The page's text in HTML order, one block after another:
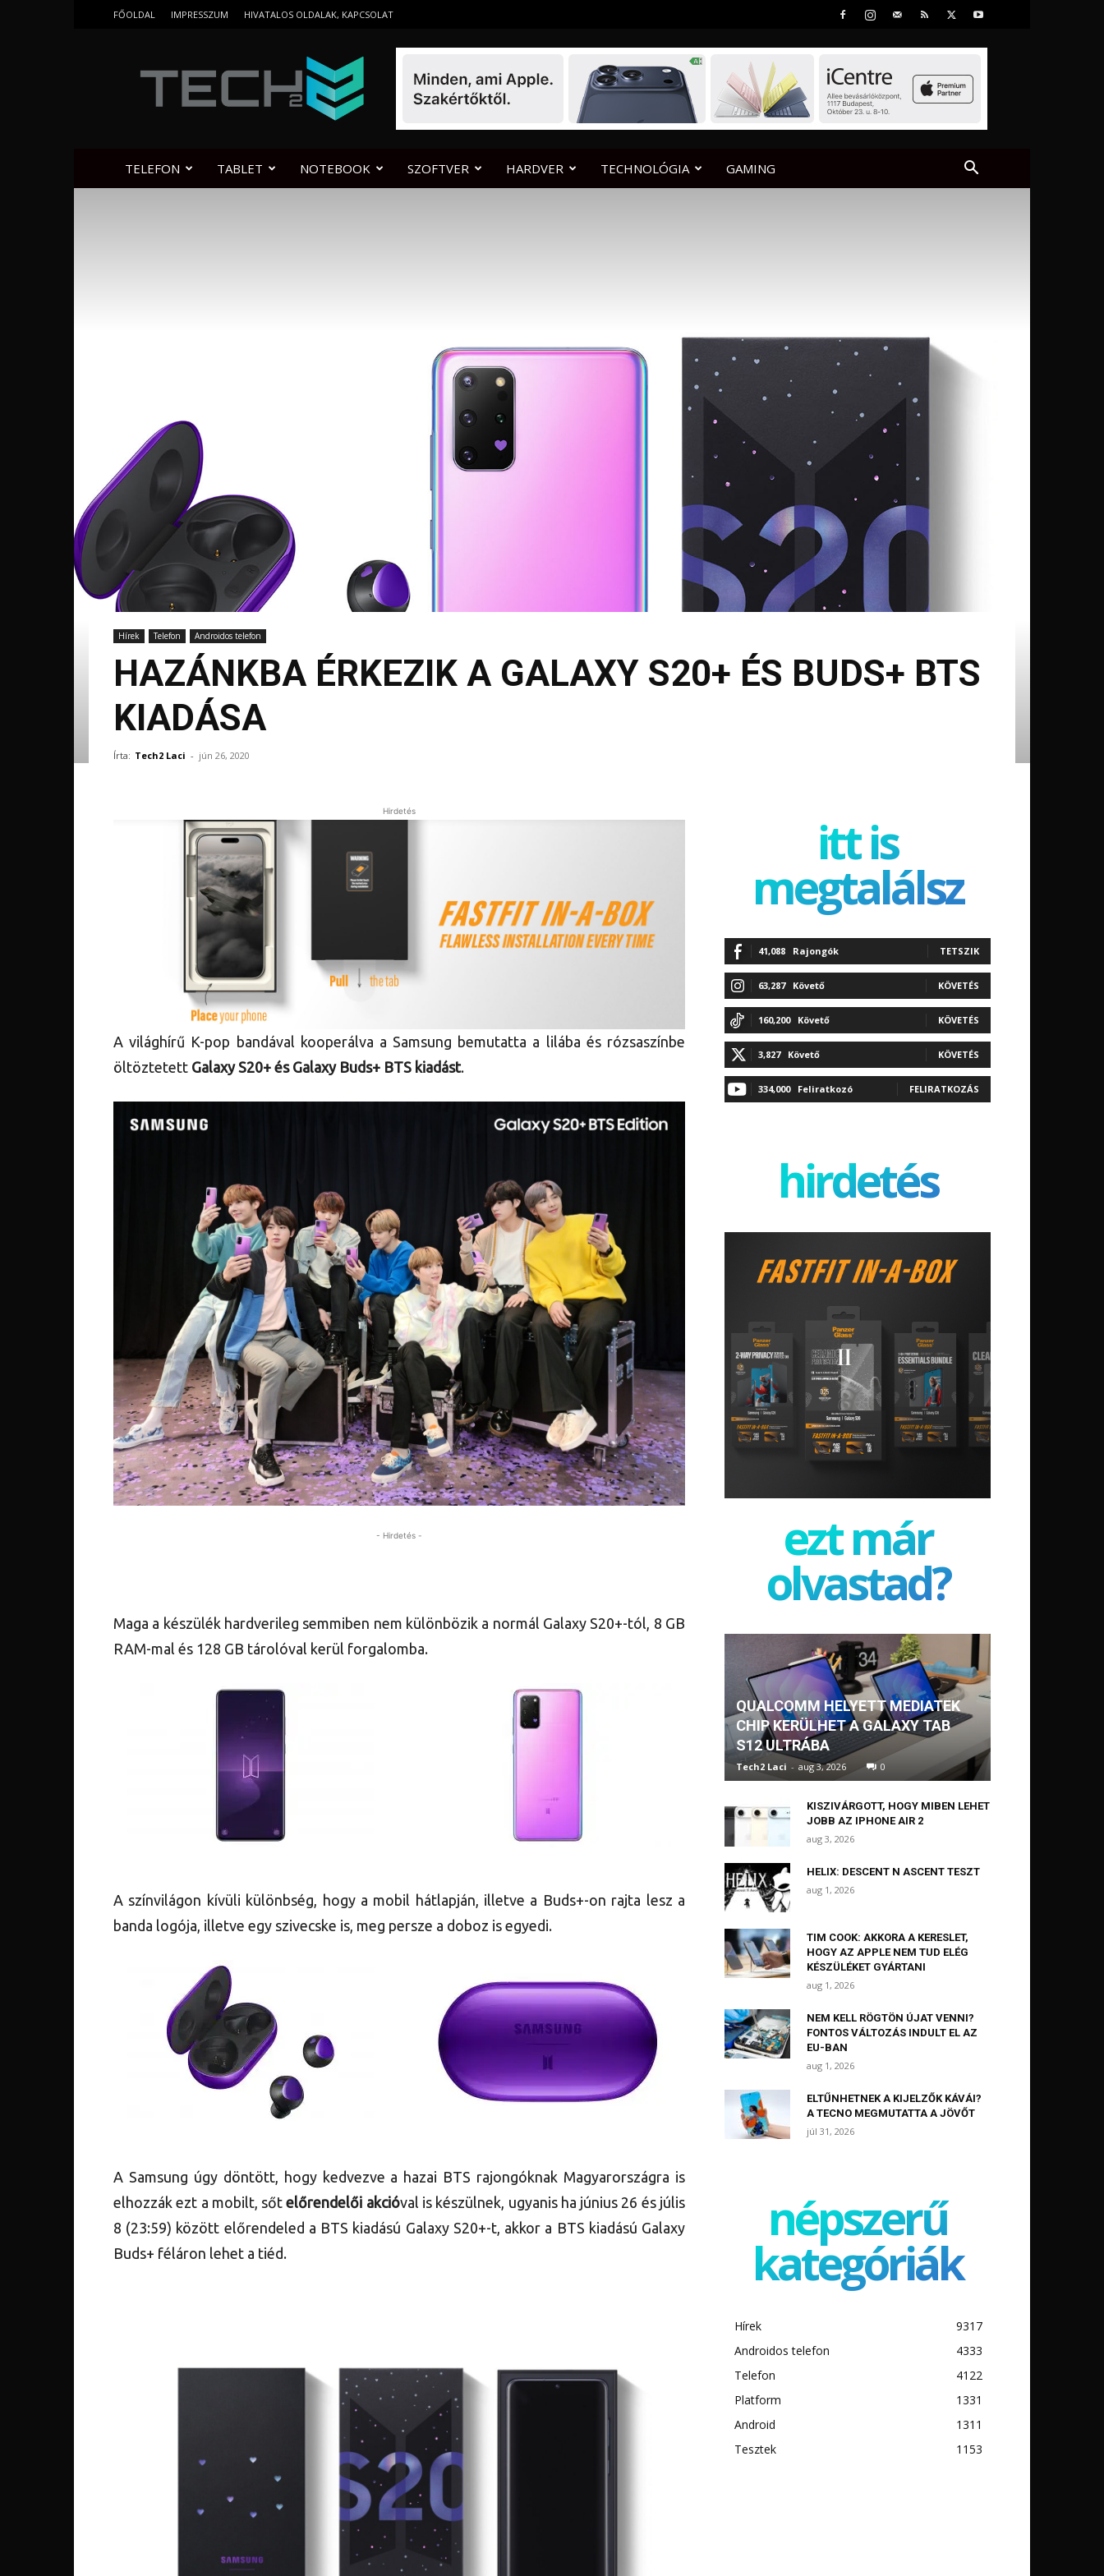
FŐOLDAL IMPRESSZUM HIVATALOS OLDALAK, KAPCSOLAT
TELEFON TABLET NOTEBOOK SZOFTVER HARDVER TECHNOLÓGIA GAMING
Hírek Telefon Androidos telefon
HAZÁNKBA ÉRKEZIK A GALAXY S20+ ÉS BUDS+ BTS
KIADÁSA
Írta: Tech2 Laci - jún 26, 2020
Hirdetés
A világhírű K-pop bandával kooperálva a Samsung bemutatta a lilába és rózsaszínbe
öltöztetett Galaxy S20+ és Galaxy Buds+ BTS kiadást.
- Hirdetés -
Maga a készülék hardverileg semmiben nem különbözik a normál Galaxy S20+-tól, 8 GB
RAM-mal és 128 GB tárolóval kerül forgalomba.
A színvilágon kívüli különbség, hogy a mobil hátlapján, illetve a Buds+-on rajta lesz a
banda logója, illetve egy szivecske is, meg persze a doboz is egyedi.
A Samsung úgy döntött, hogy kedvezve a hazai BTS rajongóknak Magyarországra is
elhozzák ezt a mobilt, sőtelőrendelői akcióval is készülnek, ugyanis ha június 26 és júlis
8 (23:59) között előrendeled a BTS kiadású Galaxy S20+-t, akkor a BTS kiadású Galaxy
Buds+ féláron lehet a tiéd.
itt is
megtalálsz
41,088 Rajongók TETSZIK
63,287 Követő KÖVETÉS
160,200 Követő KÖVETÉS
3,827 Követő KÖVETÉS
334,000 Feliratkozó FELIRATKOZÁS
hirdetés
ezt már
olvastad?
QUALCOMM HELYETT MEDIATEK
CHIP KERÜLHET A GALAXY TAB
S12 ULTRÁBA
Tech2 Laci - aug 3, 2026 0
KISZIVÁRGOTT, HOGY MIBEN LEHET
JOBB AZ IPHONE AIR 2
aug 3, 2026
HELIX: DESCENT N ASCENT TESZT
aug 1, 2026
TIM COOK: AKKORA A KERESLET,
HOGY AZ APPLE NEM TUD ELÉG
KÉSZÜLÉKET GYÁRTANI
aug 1, 2026
NEM KELL RÖGTÖN ÚJAT VENNI?
FONTOS VÁLTOZÁS INDULT EL AZ
EU-BAN
aug 1, 2026
ELTŰNHETNEK A KIJELZŐK KÁVÁI?
A TECNO MEGMUTATTA A JÖVŐT
júl 31, 2026
népszerű
kategóriák
Hírek
9317
Androidos telefon
4333
Telefon
4122
Platform
1331
Android
1311
Tesztek
1153